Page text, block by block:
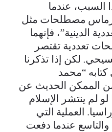
السبب، عندما
مصطلحات مثل
الدينية”، فإنهما
تعددية تقتصر
لكن إذا تذكرنا
“محمد
الممكن الحديث عن
لو لم ينتشر الإسلام
العملية التي
والتاسع عندما دفعت